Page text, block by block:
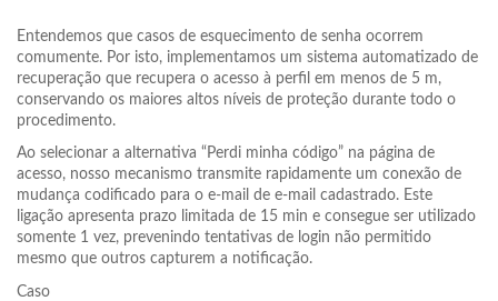
Entendemos que casos de esquecimento de senha ocorrem
comumente. Por isto, implementamos um sistema automatizado de
recuperação que recupera o acesso à perfil em menos de 5 m,
conservando os maiores altos níveis de proteção durante todo o
procedimento.
Ao selecionar a alternativa “Perdi minha código” na página de
acesso, nosso mecanismo transmite rapidamente um conexão de
mudança codificado para o e-mail de e-mail cadastrado. Este
ligação apresenta prazo limitada de 15 min e consegue ser utilizado
somente 1 vez, prevenindo tentativas de login não permitido
mesmo que outros capturem a notificação.
Caso